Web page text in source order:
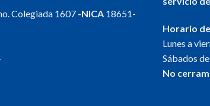
Colegiada 1607 -NICA 18651-
Horario
Lunes a
Sábados
No